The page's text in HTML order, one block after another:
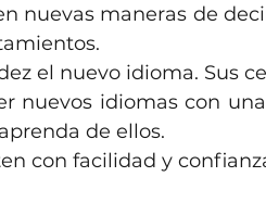
nuevas maneras de
el nuevo idioma. Sus
nuevos idiomas con
de ellos.
con facilidad y